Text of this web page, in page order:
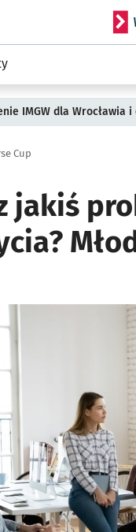
IMGW dla Wrocławia
Cup
jakiś